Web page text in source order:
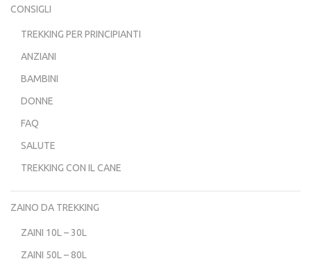
CONSIGLI
TREKKING PER PRINCIPIANTI
ANZIANI
BAMBINI
DONNE
FAQ
SALUTE
TREKKING CON IL CANE
ZAINO DA TREKKING
ZAINI 10L – 30L
ZAINI 50L – 80L